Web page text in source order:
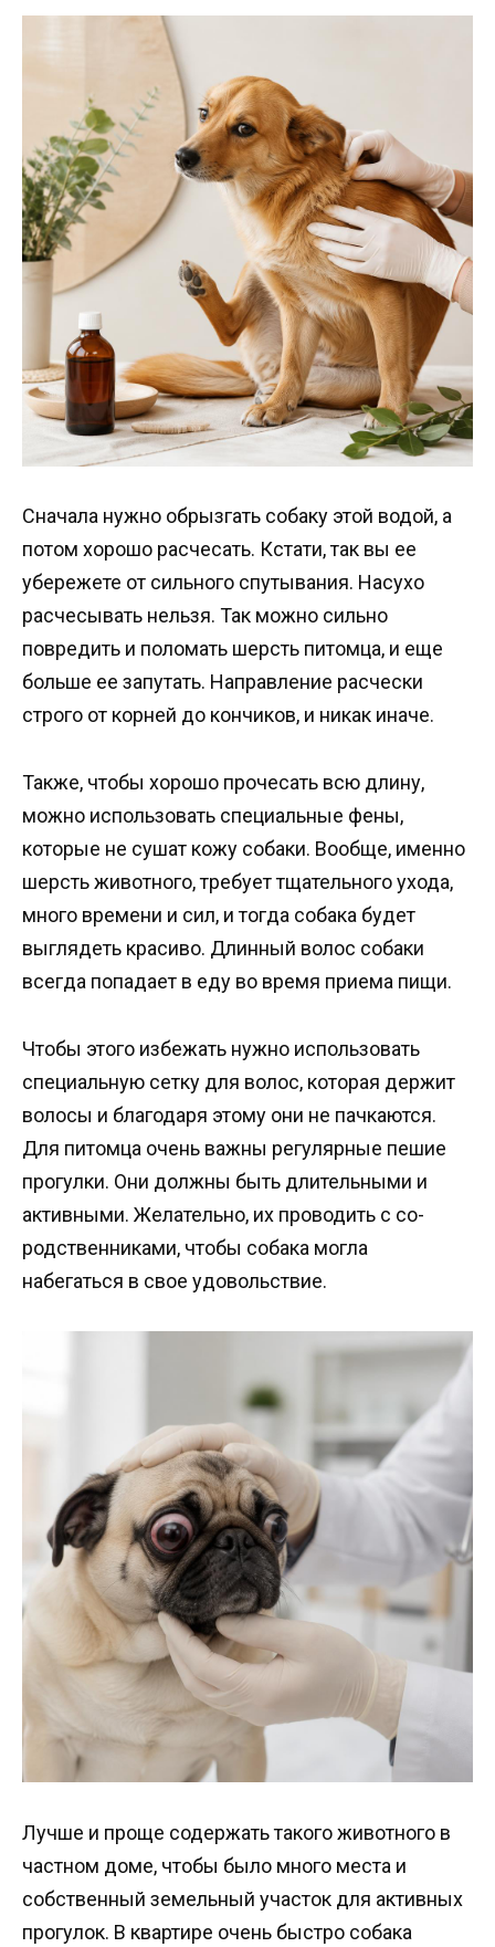
Сначала нужно обрызгать собаку этой водой, а
потом хорошо расчесать. Кстати, так вы ее
убережете от сильного спутывания. Насухо
расчесывать нельзя. Так можно сильно
повредить и поломать шерсть питомца, и еще
больше ее запутать. Направление расчески
строго от корней до кончиков, и никак иначе.
Также, чтобы хорошо прочесать всю длину,
можно использовать специальные фены,
которые не сушат кожу собаки. Вообще, именно
шерсть животного, требует тщательного ухода,
много времени и сил, и тогда собака будет
выглядеть красиво. Длинный волос собаки
всегда попадает в еду во время приема пищи.
Чтобы этого избежать нужно использовать
специальную сетку для волос, которая держит
волосы и благодаря этому они не пачкаются.
Для питомца очень важны регулярные пешие
прогулки. Они должны быть длительными и
активными. Желательно, их проводить с со-
родственниками, чтобы собака могла
набегаться в свое удовольствие.
Лучше и проще содержать такого животного в
частном доме, чтобы было много места и
собственный земельный участок для активных
прогулок. В квартире очень быстро собака